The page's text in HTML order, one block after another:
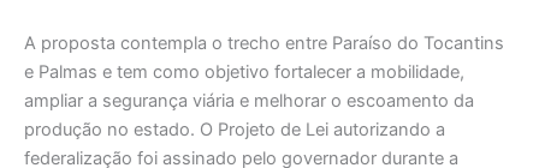
A proposta contempla o trecho entre Paraíso do Tocantins
e Palmas e tem como objetivo fortalecer a mobilidade,
ampliar a segurança viária e melhorar o escoamento da
produção no estado. O Projeto de Lei autorizando a
federalização foi assinado pelo governador durante a